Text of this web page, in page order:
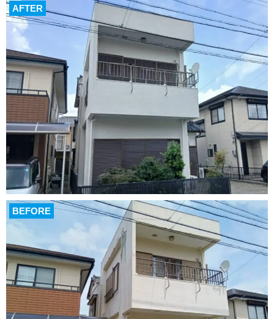
AFTER
BEFORE